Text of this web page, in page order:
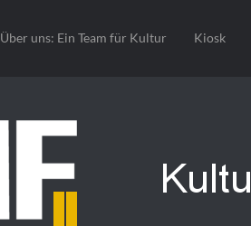
Über uns: Ein Team für Kultur Kiosk